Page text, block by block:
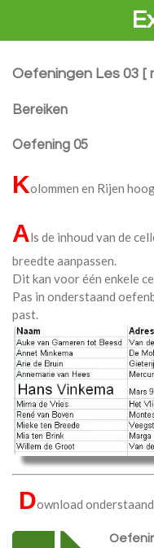
de
Oefeningen Les 03 [
Bereiken
Oefening 05
Kolommen en Rijen
Als de inhoud van de
breedte aanpassen.
Dit kan voor één enkele
Pas in onderstaand
past.
Download